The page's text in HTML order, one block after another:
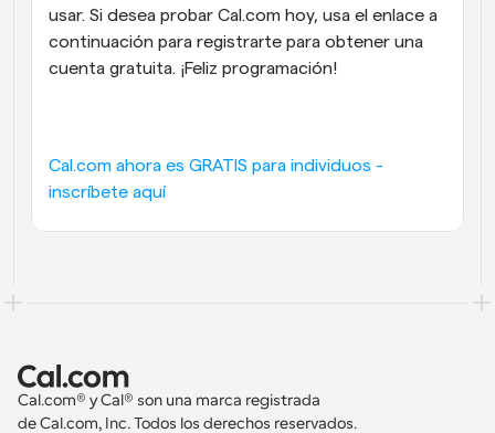
usar. Si desea probar Cal.com hoy, usa el enlace a
continuación para registrarte para obtener una
cuenta gratuita. ¡Feliz programación!
Cal.com ahora es GRATIS para individuos -
inscríbete aquí
Cal.com® y Cal® son una marca registrada
de Cal.com, Inc. Todos los derechos reservados.